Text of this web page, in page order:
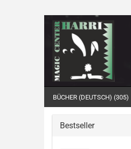
BÜCHER (DEUTSCH) (305)
Bestseller